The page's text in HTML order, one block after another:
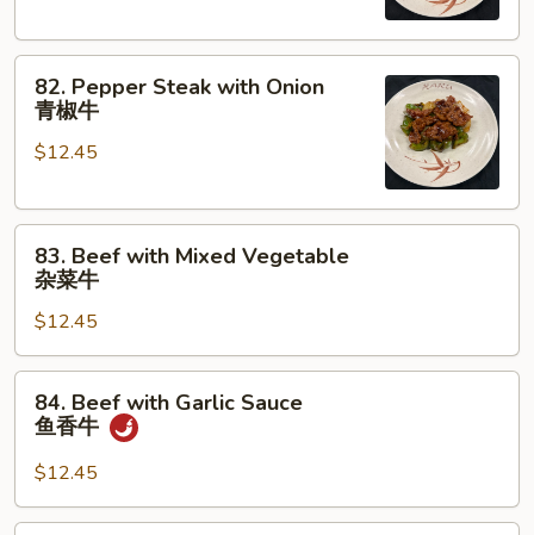
兰
Pepper
Steak
with
青
82. Pepper Steak with Onion
青椒牛
$12.45
Beef
with
Mixed
Vegetable
杂
83. Beef with Mixed Vegetable
杂菜牛
$12.45
Beef
with
Garlic
Sauce
鱼
84. Beef with Garlic Sauce
鱼香牛
$12.45